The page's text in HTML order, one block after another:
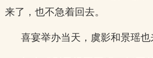
来了，也不急着回去。
喜宴举办当天，虞影和景瑶也